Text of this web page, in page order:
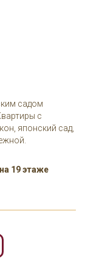
садом
с
японский сад,
19 этаже